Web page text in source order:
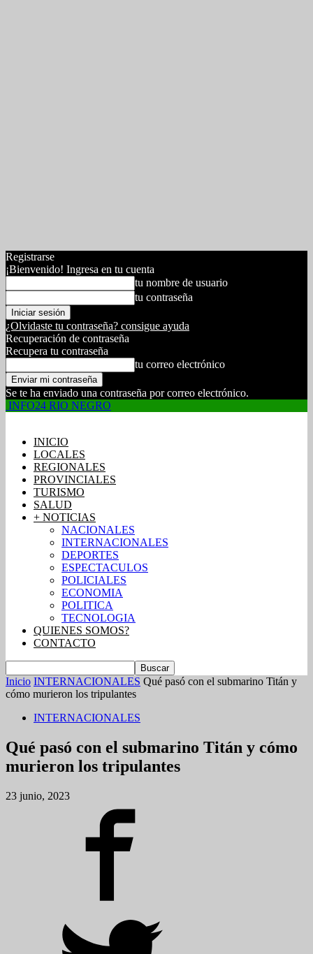
Registrarse
¡Bienvenido! Ingresa en tu cuenta
tu nombre de usuario
tu contraseña
¿Olvidaste tu contraseña? consigue ayuda
Recuperación de contraseña
Recupera tu contraseña
tu correo electrónico
Se te ha enviado una contraseña por correo electrónico.
INFO24 RIO NEGRO
INICIO
LOCALES
REGIONALES
PROVINCIALES
TURISMO
SALUD
+ NOTICIAS
NACIONALES
INTERNACIONALES
DEPORTES
ESPECTACULOS
POLICIALES
ECONOMIA
POLITICA
TECNOLOGIA
QUIENES SOMOS?
CONTACTO
Inicio INTERNACIONALES Qué pasó con el submarino Titán y
cómo murieron los tripulantes
INTERNACIONALES
Qué pasó con el submarino Titán y cómo
murieron los tripulantes
23 junio, 2023